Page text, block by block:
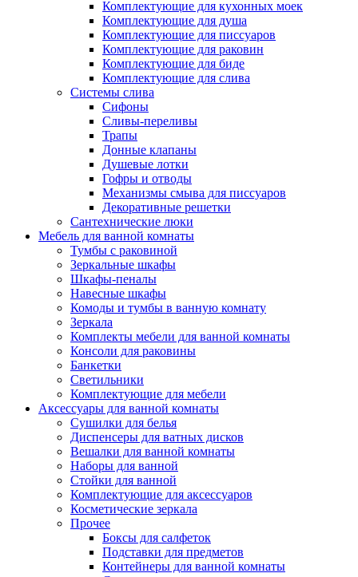
Комплектующие для кухонных моек
Комплектующие для душа
Комплектующие для писсуаров
Комплектующие для раковин
Комплектующие для биде
Комплектующие для слива
Системы слива
Сифоны
Сливы-переливы
Трапы
Донные клапаны
Душевые лотки
Гофры и отводы
Механизмы смыва для писсуаров
Декоративные решетки
Сантехнические люки
Мебель для ванной комнаты
Тумбы с раковиной
Зеркальные шкафы
Шкафы-пеналы
Навесные шкафы
Комоды и тумбы в ванную комнату
Зеркала
Комплекты мебели для ванной комнаты
Консоли для раковины
Банкетки
Светильники
Комплектующие для мебели
Аксессуары для ванной комнаты
Сушилки для белья
Диспенсеры для ватных дисков
Вешалки для ванной комнаты
Наборы для ванной
Стойки для ванной
Комплектующие для аксессуаров
Косметические зеркала
Прочее
Боксы для салфеток
Подставки для предметов
Контейнеры для ванной комнаты